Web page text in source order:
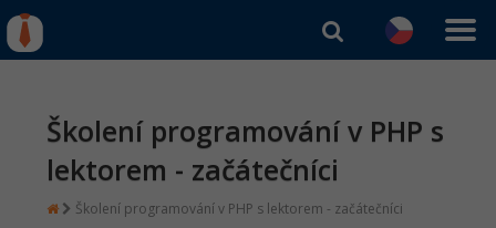
Rekvalifikace a kurzy
hrazené úřadem práce
IT e-learning
Kurzy IT profesí
Junior programátor
Přihlásit se Registrovat
Školení programování v PHP s
lektorem - začátečníci
Školení programování v PHP s lektorem - začátečníci